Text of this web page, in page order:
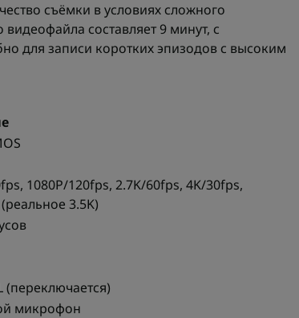
съёмки в условиях сложного
составляет 9 минут, с
для записи коротких эпизодов с высоким
1080P/120fps, 2.7K/60fps, 4K/30fps,
3.5K)
(переключается)
микрофон